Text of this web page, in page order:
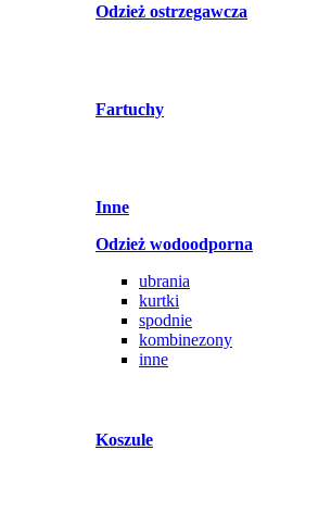
Odzież ostrzegawcza
Fartuchy
Inne
Odzież wodoodporna
ubrania
kurtki
spodnie
kombinezony
inne
Koszule